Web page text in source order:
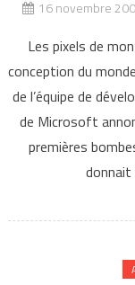
16 novembre
Les pixels de
conception du
de l’équipe de
de Microsoft
premières